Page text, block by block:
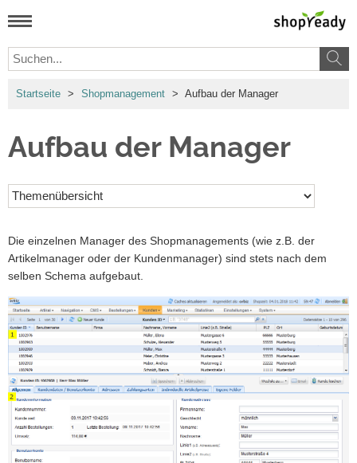
Startseite > Shopmanagement > Aufbau der Manager
Aufbau der Manager
Die einzelnen Manager des Shopmanagements (wie z.B. der
Artikelmanager oder der Kundenmanager) sind stets nach dem
selben Schema aufgebaut.